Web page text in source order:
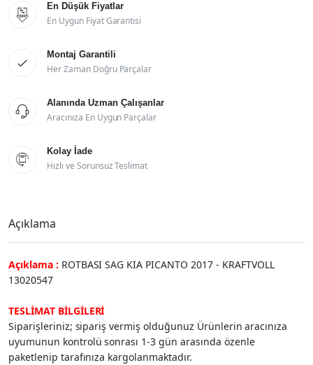

En Düşük Fiyatlar
En Uygun Fiyat Garantisi

Montaj Garantili
Her Zaman Doğru Parçalar

Alanında Uzman Çalışanlar
Aracınıza En Uygun Parçalar

Kolay İade
Hızlı ve Sorunsuz Teslimat
Açıklama
Açıklama : ROTBASI SAG KIA PICANTO 2017 - KRAFTVOLL
13020547
TESLİMAT BİLGİLERİ
Siparişleriniz; sipariş vermiş olduğunuz Ürünlerin aracınıza
uyumunun kontrolü sonrası 1-3 gün arasında özenle
paketlenip tarafınıza kargolanmaktadır.